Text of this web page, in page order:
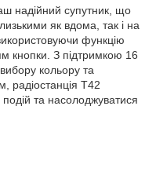
надійний супутник, що
як вдома, так і на
функцію
кнопки. З підтримкою 16
кольору та
радіостанція T42
та насолоджуватися